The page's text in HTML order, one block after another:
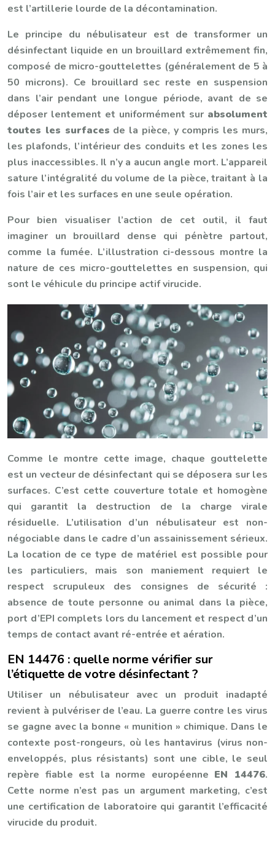
est l’artillerie lourde de la décontamination.
Le principe du nébulisateur est de transformer un
désinfectant liquide en un brouillard extrêmement fin,
composé de micro-gouttelettes (généralement de 5 à
50 microns). Ce brouillard sec reste en suspension
dans l’air pendant une longue période, avant de se
déposer lentement et uniformément sur absolument
toutes les surfaces de la pièce, y compris les murs,
les plafonds, l’intérieur des conduits et les zones les
plus inaccessibles. Il n’y a aucun angle mort. L’appareil
sature l’intégralité du volume de la pièce, traitant à la
fois l’air et les surfaces en une seule opération.
Pour bien visualiser l’action de cet outil, il faut
imaginer un brouillard dense qui pénètre partout,
comme la fumée. L’illustration ci-dessous montre la
nature de ces micro-gouttelettes en suspension, qui
sont le véhicule du principe actif virucide.
Comme le montre cette image, chaque gouttelette
est un vecteur de désinfectant qui se déposera sur les
surfaces. C’est cette couverture totale et homogène
qui garantit la destruction de la charge virale
résiduelle. L’utilisation d’un nébulisateur est non-
négociable dans le cadre d’un assainissement sérieux.
La location de ce type de matériel est possible pour
les particuliers, mais son maniement requiert le
respect scrupuleux des consignes de sécurité :
absence de toute personne ou animal dans la pièce,
port d’EPI complets lors du lancement et respect d’un
temps de contact avant ré-entrée et aération.
EN 14476 : quelle norme vérifier sur
l’étiquette de votre désinfectant ?
Utiliser un nébulisateur avec un produit inadapté
revient à pulvériser de l’eau. La guerre contre les virus
se gagne avec la bonne « munition » chimique. Dans le
contexte post-rongeurs, où les hantavirus (virus non-
enveloppés, plus résistants) sont une cible, le seul
repère fiable est la norme européenne EN 14476.
Cette norme n’est pas un argument marketing, c’est
une certification de laboratoire qui garantit l’efficacité
virucide du produit.